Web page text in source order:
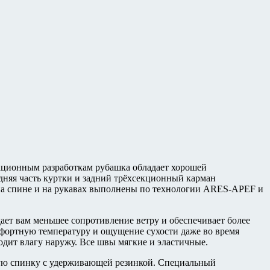
разработкам рубашка обладает хорошей
часть куртки и задний трёхсекционный карман
спине и на рукавах выполнены по технологии ARES-APEF и
вам меньшее сопротивление ветру и обеспечивает более
температуру и ощущение сухости даже во время
влагу наружу. Все швы мягкие и эластичные.
спинку с удерживающей резинкой. Специальный